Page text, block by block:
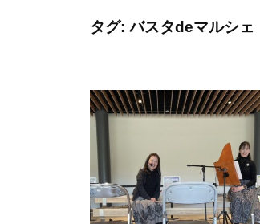
の
タグ:バスタdeマルシェ